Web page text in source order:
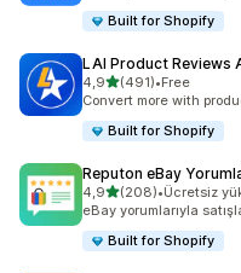
Built for Shopify
LAI Product Reviews
4,95 yıldız üzerinden
(491)
toplam 491 •Free
Convert more with
Built for Shopify
Reputon eBay
4,95 yıldız üzerinden
(208)
toplam 208•Ücretsiz
eBay yorumlarıyla
Built for Shopify